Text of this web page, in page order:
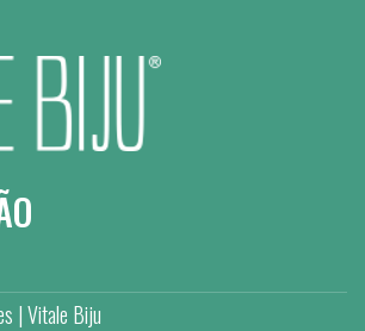
| Vitale Biju